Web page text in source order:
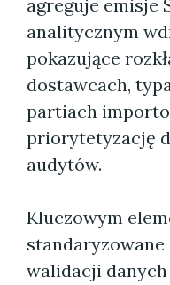
agreguje emisje
analitycznym
pokazujące
dostawcach,
partiach
priorytetyzację
audytów.
Kluczowym
standaryzowane
walidacji danych